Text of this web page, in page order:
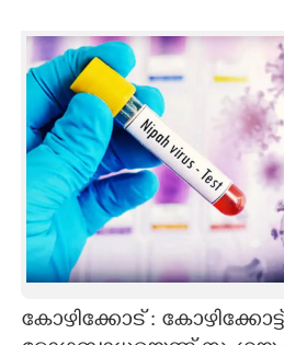
SPIRITUAL
INFO+
ART
ASTRO
കോഴിക്കോട് :